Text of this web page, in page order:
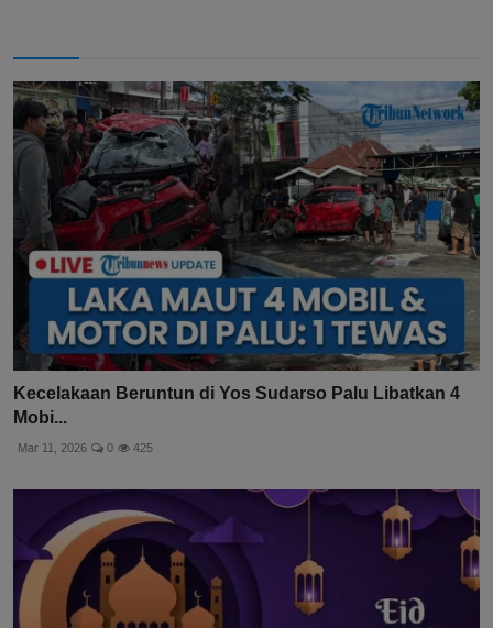
Kecelakaan Beruntun di Yos Sudarso Palu Libatkan 4
Mobi...
Mar 11, 2026 0 425